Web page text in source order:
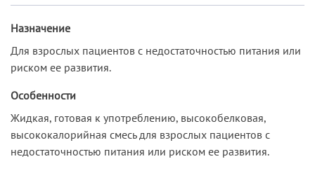
Назначение
Для взрослых пациентов с недостаточностью питания или
риском ее развития.
Особенности
Жидкая, готовая к употреблению, высокобелковая,
высококалорийная смесь для взрослых пациентов с
недостаточностью питания или риском ее развития.